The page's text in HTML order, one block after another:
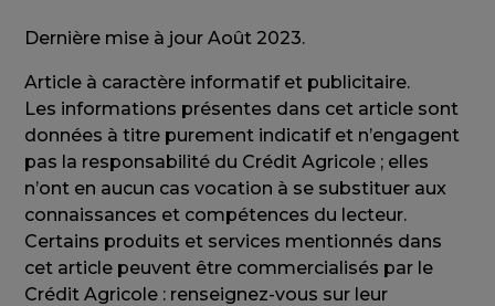
Dernière mise à jour Août 2023.
Article à caractère informatif et publicitaire.
Les informations présentes dans cet article sont
données à titre purement indicatif et n’engagent
pas la responsabilité du Crédit Agricole ; elles
n’ont en aucun cas vocation à se substituer aux
connaissances et compétences du lecteur.
Certains produits et services mentionnés dans
cet article peuvent être commercialisés par le
Crédit Agricole : renseignez-vous sur leur